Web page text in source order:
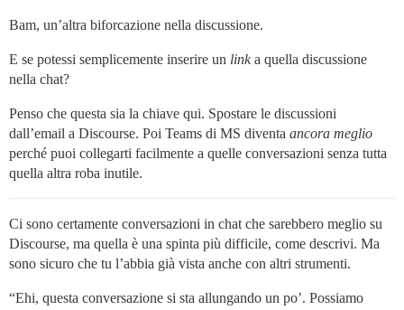
Bam, un’altra biforcazione nella discussione.
E se potessi semplicemente inserire un linka quella discussione
nella chat?
Penso che questa sia la chiave qui. Spostare le discussioni
dall’email a Discourse. Poi Teams di MS diventa ancora meglio
perché puoi collegarti facilmente a quelle conversazioni senza tutta
quella altra roba inutile.
Ci sono certamente conversazioni in chat che sarebbero meglio su
Discourse, ma quella è una spinta più difficile, come descrivi. Ma
sono sicuro che tu l’abbia già vista anche con altri strumenti.
“Ehi, questa conversazione si sta allungando un po’. Possiamo